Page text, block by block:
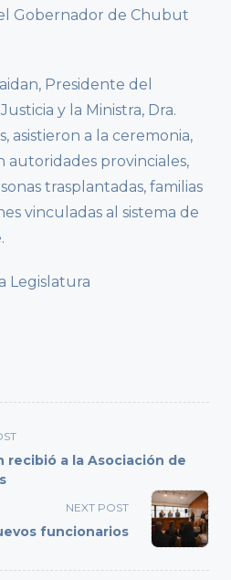
Gobernador de Chubut
Presidente del
y la Ministra, Dra.
asistieron a la ceremonia,
autoridades provinciales,
trasplantadas, familias
vinculadas al sistema de
Legislatura
recibió a la Asociación de
NEXT POST
funcionarios